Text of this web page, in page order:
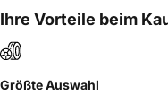
Ihre Vorteile beim
Größte Auswahl